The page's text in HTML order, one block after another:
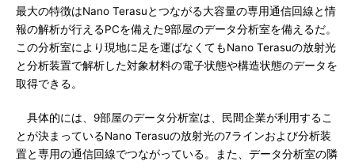
最大の特徴はNano Terasuとつながる大容量の専用通信回線と情
報の解析が行えるPCを備えた9部屋のデータ分析室を備えるだ。
この分析室により現地に足を運ばなくてもNano Terasuの放射光
と分析装置で解析した対象材料の電子状態や構造状態のデータを
取得できる。
具体的には、9部屋のデータ分析室は、民間企業が利用するこ
とが決まっているNano Terasuの放射光の7ラインおよび分析装
置と専用の通信回線でつながっている。また、データ分析室の隣